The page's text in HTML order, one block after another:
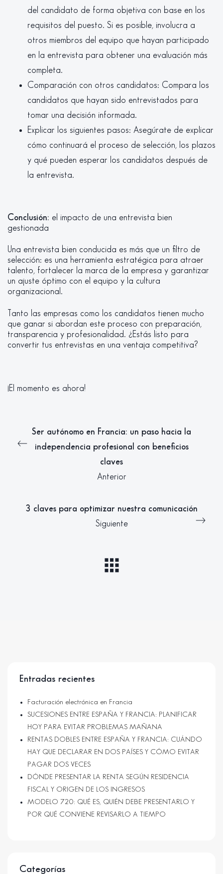
del candidato de forma objetiva con base en los
requisitos del puesto. Si es posible, involucra a
otros miembros del equipo que hayan participado
en la entrevista para obtener una evaluación más
completa.
Comparación con otros candidatos: Compara los
candidatos que hayan sido entrevistados para
tomar una decisión informada.
Explicar los siguientes pasos: Asegúrate de explicar
cómo continuará el proceso de selección, los plazos
y qué pueden esperar los candidatos después de
la entrevista.
Conclusión: el impacto de una entrevista bien
gestionada
Una entrevista bien conducida es más que un filtro de
selección: es una herramienta estratégica para atraer
talento, fortalecer la marca de la empresa y garantizar
un ajuste óptimo con el equipo y la cultura
organizacional.
Tanto las empresas como los candidatos tienen mucho
que ganar si abordan este proceso con preparación,
transparencia y profesionalidad. ¿Estás listo para
convertir tus entrevistas en una ventaja competitiva?
¡El momento es ahora!
Ser autónomo en Francia: un paso hacia la
independencia profesional con beneficios
claves
Anterior
3 claves para optimizar nuestra comunicación
Siguiente
Entradas recientes
Facturación electrónica en Francia
SUCESIONES ENTRE ESPAÑA Y FRANCIA: PLANIFICAR
HOY PARA EVITAR PROBLEMAS MAÑANA
RENTAS DOBLES ENTRE ESPAÑA Y FRANCIA: CUÁNDO
HAY QUE DECLARAR EN DOS PAÍSES Y CÓMO EVITAR
PAGAR DOS VECES
DÓNDE PRESENTAR LA RENTA SEGÚN RESIDENCIA
FISCAL Y ORIGEN DE LOS INGRESOS
MODELO 720: QUÉ ES, QUIÉN DEBE PRESENTARLO Y
POR QUÉ CONVIENE REVISARLO A TIEMPO
Categorías